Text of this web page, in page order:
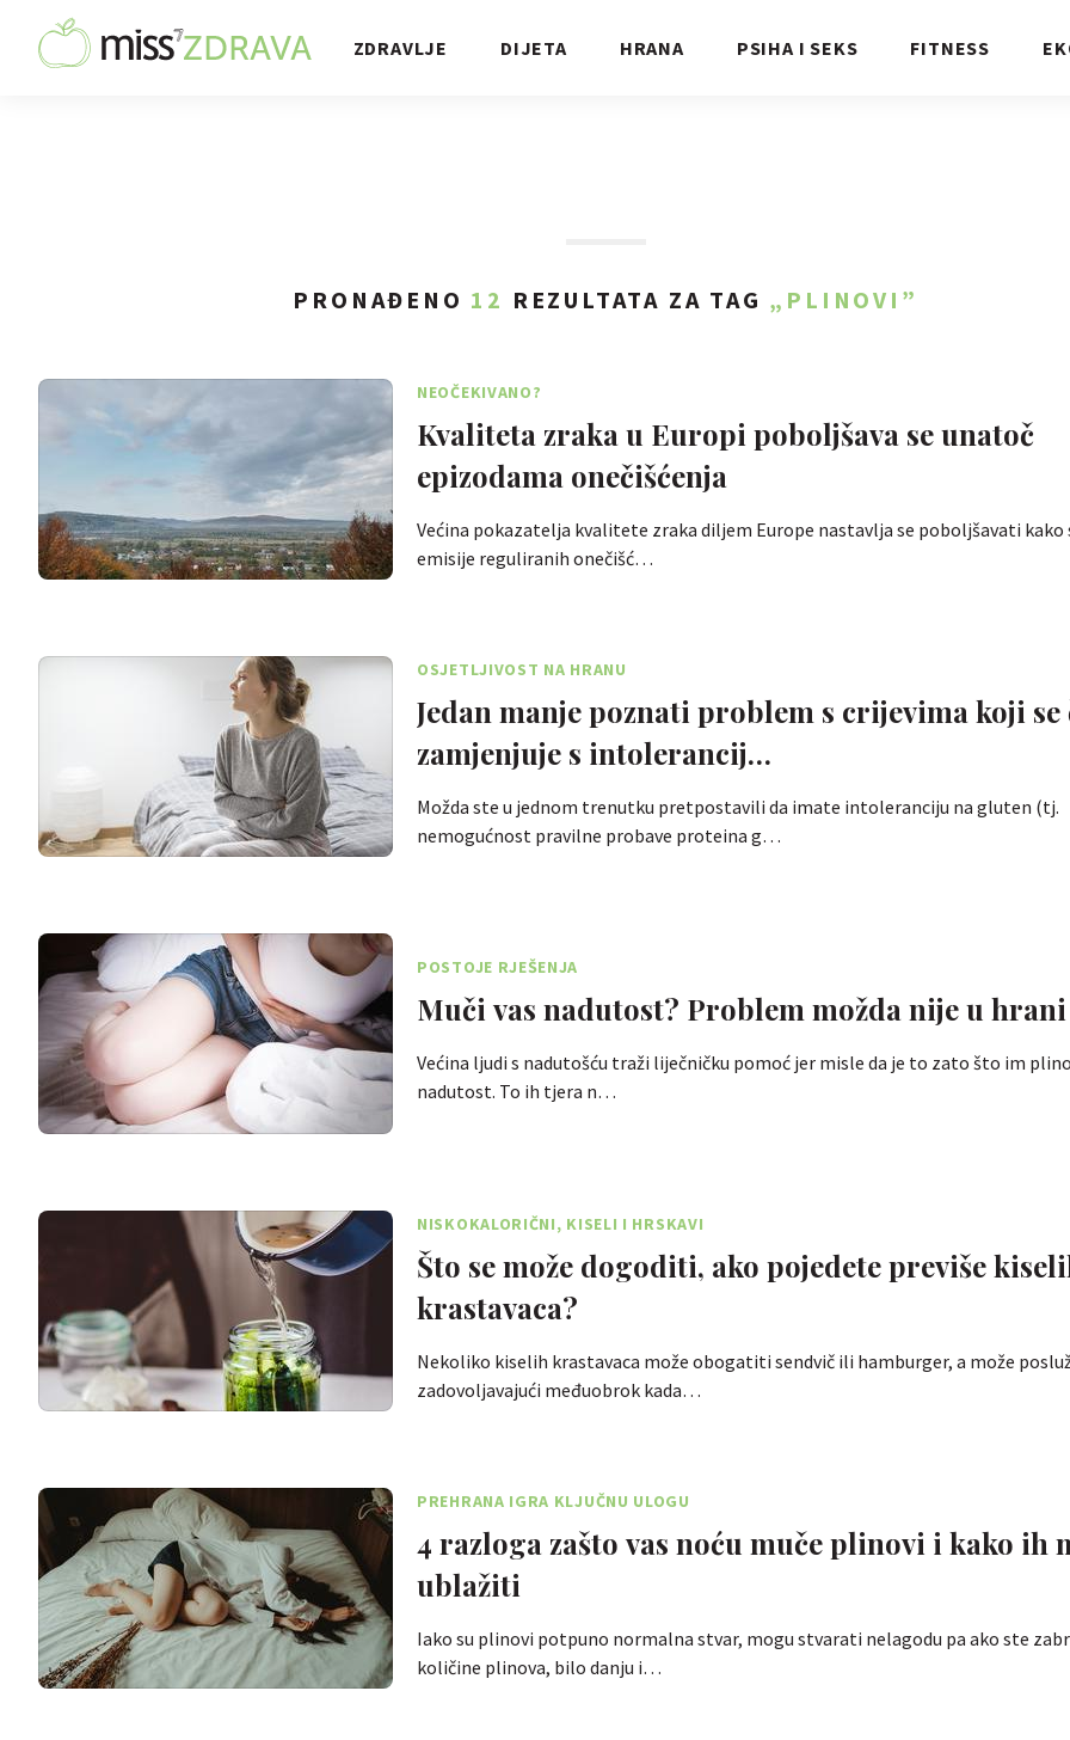
ZDRAVLJE DIJETA HRANA PSIHA I SEKS FITNESS
PRONAĐENO 12 REZULTATA ZA TAG „PLINOVI”
NEOČEKIVANO?
Kvaliteta zraka u Europi poboljšava se unatoč
epizodama onečišćenja
Većina pokazatelja kvalitete zraka diljem Europe nastavlja se poboljšavati kako
emisije reguliranih onečišć…
OSJETLJIVOST NA HRANU
Jedan manje poznati problem s crijevima koji se
zamjenjuje s intolerancij…
Možda ste u jednom trenutku pretpostavili da imate intoleranciju na gluten (tj.
nemogućnost pravilne probave proteina g…
POSTOJE RJEŠENJA
Muči vas nadutost? Problem možda nije u hrani
Većina ljudi s nadutošću traži liječničku pomoć jer misle da je to zato što im
nadutost. To ih tjera n…
NISKOKALORIČNI, KISELI I HRSKAVI
Što se može dogoditi, ako pojedete previše
krastavaca?
Nekoliko kiselih krastavaca može obogatiti sendvič ili hamburger, a može
zadovoljavajući međuobrok kada…
PREHRANA IGRA KLJUČNU ULOGU
4 razloga zašto vas noću muče plinovi i kako ih
ublažiti
Iako su plinovi potpuno normalna stvar, mogu stvarati nelagodu pa ako ste
količine plinova, bilo danju i…